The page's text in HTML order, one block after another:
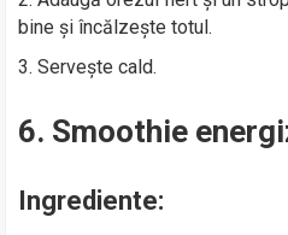
bine și încălzește totul.
Servește cald.
6. Smoothie
Ingrediente: